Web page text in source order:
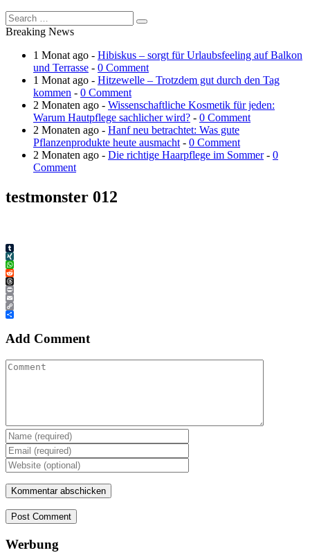
Breaking News
1 Monat ago - Hibiskus – sorgt für Urlaubsfeeling auf Balkon
und Terrasse - 0 Comment
1 Monat ago - Hitzewelle – Trotzdem gut durch den Tag
kommen - 0 Comment
2 Monaten ago - Wissenschaftliche Kosmetik für jeden:
Warum Hautpflege sachlicher wird? - 0 Comment
2 Monaten ago - Hanf neu betrachtet: Was gute
Pflanzenprodukte heute ausmacht - 0 Comment
2 Monaten ago - Die richtige Haarpflege im Sommer- 0
Comment
testmonster 012
Tumblr
XING
WhatsApp
Reddit
Threads
Print
Email
Copy
Link
Teilen
Add Comment
Post Comment
Werbung